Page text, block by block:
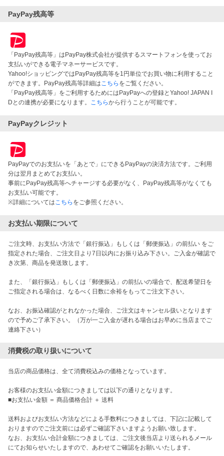
PayPay残高等
「PayPay残高等」はPayPay株式会社が提供するスマートフォンを使ってお
支払いができる電子マネーサービスです。
Yahoo!ショッピングではPayPay残高等を1円単位でお買い物に利用すること
ができます。PayPay残高等詳細はこちら をご覧ください。
「PayPay残高等」をご利用するためにはPayPayへの登録とYahoo! JAPAN I
Dとの連携が必要になります。 こちらから行うことが可能です。
PayPayクレジット
PayPayでのお支払いを「あとで」にできるPayPayの決済方法です。ご利用
分は翌月まとめてお支払い。
事前にPayPay残高等へチャージする必要がなく、PayPay残高等がなくても
お支払い可能です。
※詳細についてはこちら をご参照ください。
お支払い期限について
ご注文時、お支払い方法で「銀行振込」もしくは「郵便振込」の前払い をご
指定された場合、ご注文日より7日以内にお振り込み下さい。ご入金が確認で
き次第、商品を発送致します。
また、「銀行振込」もしくは「郵便振込」の前払いの場合で、配送希望日を
ご指定される場合は、なるべく日数に余裕をもってご注文下さい。
なお、お振込確認がとれなかった場合、ご注文はキャンセル扱いとなります
ので予めご了承下さい。（万が一ご入金が遅れる場合はお早めに当店までご
連絡下さい）
消費税の取り扱いについて
当店の商品価格は、全て消費税込みの価格となっています。
お客様のお支払い金額につきましては以下の通りとなります。
■お支払い金額 ＝ 商品価格合計 ＋ 送料
送料およびお支払い方法などによる手数料につきましては、下記に記載して
おりますのでご注文前には必ずご確認下さいますようお願い致します。
なお、お支払い合計金額につきましては、ご注文後当店より送られるメール
にてお知らせいたしますので、あわせてご確認をお願いいたします。